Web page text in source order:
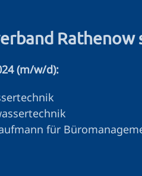
Rathenow
(m/w/d):
für